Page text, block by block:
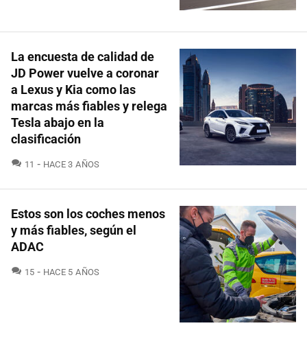
La encuesta de calidad de
JD Power vuelve a coronar
a Lexus y Kia como las
marcas más fiables y relega
Tesla abajo en la
clasificación
11 COMENTARIOS
HACE 3 AÑOS
Estos son los coches menos
y más fiables, según el
ADAC
15 COMENTARIOS
HACE 5 AÑOS